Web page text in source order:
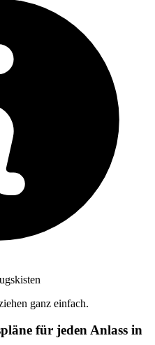
ganz einfach.
für jeden Anlass in